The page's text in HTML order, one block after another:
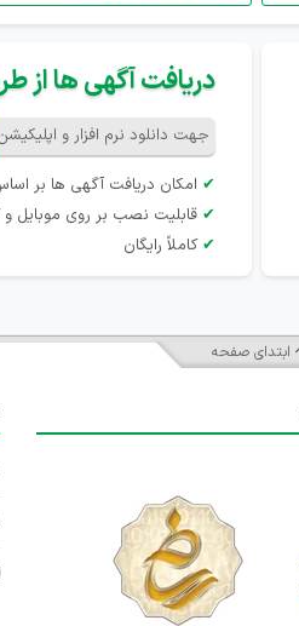
دریافت آگهی ها از
جهت دانلود نرم افزار و
✔ امکان دریافت آگهی ها بر
✔ قابلیت نصب بر روی موبایل و
✔ کاملاً رایگان
ابتدای صفحه